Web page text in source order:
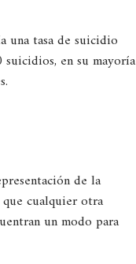
una tasa de suicidio
suicidios, en su mayoría
de la
cualquier otra
un modo para